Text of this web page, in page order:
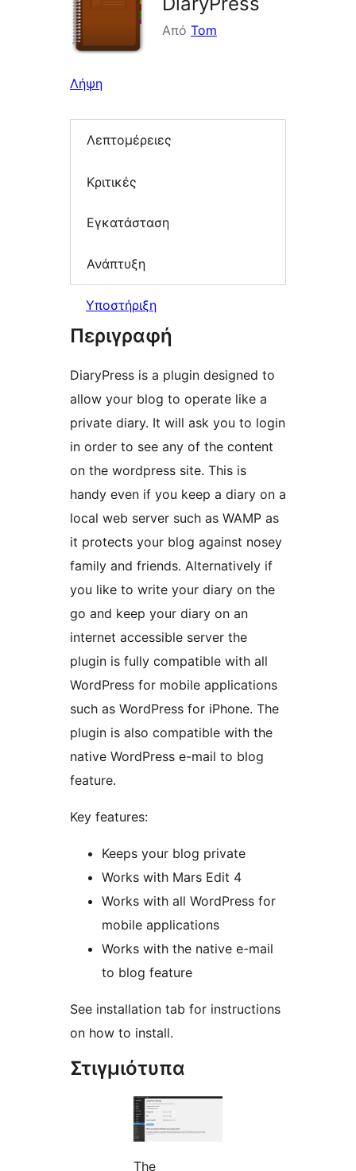
Από Tom
Λήψη
Λεπτομέρειες
Κριτικές
Εγκατάσταση
Ανάπτυξη
Υποστήριξη
Περιγραφή
DiaryPress is a plugin designed to
allow your blog to operate like a
private diary. It will ask you to login
in order to see any of the content
on the wordpress site. This is
handy even if you keep a diary on a
local web server such as WAMP as
it protects your blog against nosey
family and friends. Alternatively if
you like to write your diary on the
go and keep your diary on an
internet accessible server the
plugin is fully compatible with all
WordPress for mobile applications
such as WordPress for iPhone. The
plugin is also compatible with the
native WordPress e-mail to blog
feature.
Key features:
Keeps your blog private
Works with Mars Edit 4
Works with all WordPress for
mobile applications
Works with the native e-mail
to blog feature
See installation tab for instructions
on how to install.
Στιγμιότυπα
The